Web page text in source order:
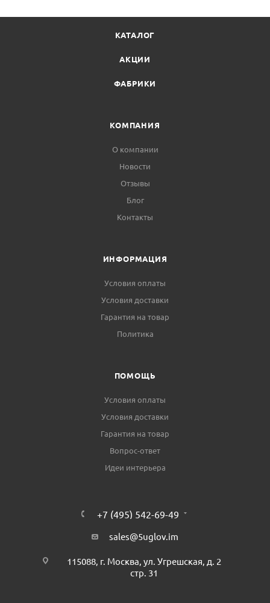
КАТАЛОГ
АКЦИИ
ФАБРИКИ
КОМПАНИЯ
О компании
Новости
Отзывы
Блог
Контакты
ИНФОРМАЦИЯ
Условия оплаты
Условия доставки
Гарантия на товар
Политика
ПОМОЩЬ
Условия оплаты
Условия доставки
Гарантия на товар
Вопрос-ответ
Идеи интерьера
+7 (495) 542-69-49
sales@5uglov.im
115088, г. Москва, ул. Угрешская, д. 2
стр. 31